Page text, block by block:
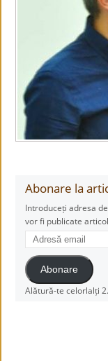
Abonare la
Introduceți adresa
vor fi publicate
Adresă
email
Abonare
Alătură-te celorlalți